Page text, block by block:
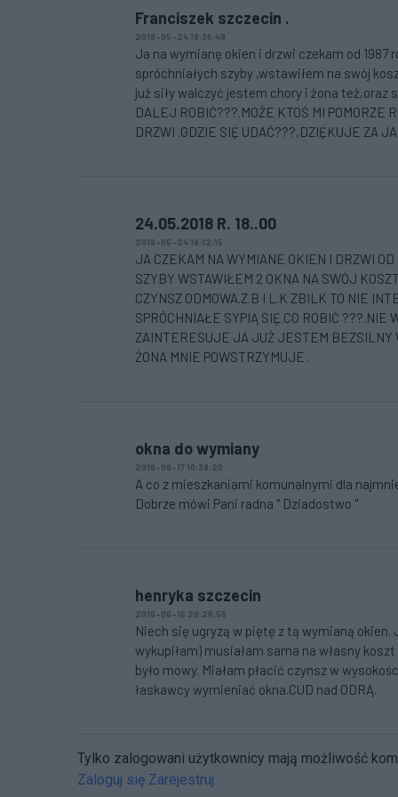
Franciszek szczecin .
2018-05-24 18:35:49
Ja na wymianę okien i drzwi czekam od 1987
spróchniałych szyby ,wstawiłem na swój
już siły walczyć jestem chory i żona też,oraz
DALEJ ROBIĆ???.MOŻE KTOŚ MI POMORZE
DRZWI .GDZIE SIĘ UDAĆ???,DZIĘKUJE ZA
24.05.2018 R. 18..00
2018-05-24 18:12:15
JA CZEKAM NA WYMIANE OKIEN I DRZWI
SZYBY WSTAWIŁEM 2 OKNA NA SWÓJ
CZYNSZ ODMOWA.Z.B I L.K ZBILK TO NIE
SPRÓCHNIAŁE SYPIĄ SIĘ.CO ROBIĆ ???.NIE
ZAINTERESUJE JA JUŻ JESTEM BEZSILNY
ŻONA MNIE POWSTRZYMUJE .
okna do wymiany
2016-06-17 10:39:20
A co z mieszkaniami komunalnymi dla
Dobrze mówi Pani radna " Dziadostwo "
henryka szczecin
2016-06-16 20:26:55
Niech się ugryzą w piętę z tą wymianą
wykupiłam) musiałam sama na własny
było mowy. Miałam płacić czynsz w
łaskawcy wymieniać okna.CUD nad ODRĄ.
Tylko zalogowani użytkownicy mają możliwość
Zaloguj się Zarejestruj